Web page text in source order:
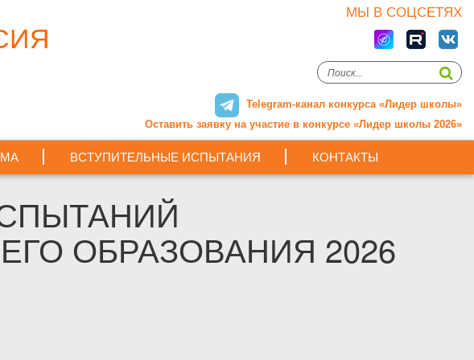
МЫ В СОЦСЕТЯХ
Telegram-канал конкурса «Лидер школы»
Оставить заявку на участие в конкурсе «Лидер школы 2026»
ВСТУПИТЕЛЬНЫЕ ИСПЫТАНИЯ КОНТАКТЫ
ОБРАЗОВАНИЯ 2026